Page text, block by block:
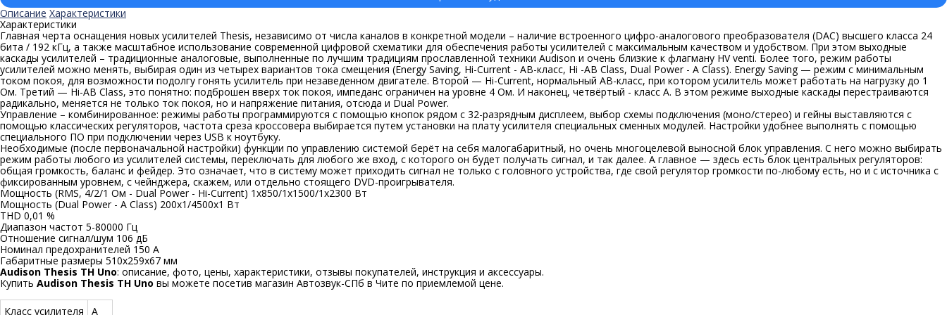
Описание Характеристики
Характеристики
Главная черта оснащения новых усилителей Thesis, независимо от числа каналов в конкретной модели – наличие встроенного цифро-аналогового преобразователя (DAC) высшего класса 24
бита / 192 кГц, а также масштабное использование современной цифровой схематики для обеспечения работы усилителей с максимальным качеством и удобством. При этом выходные
каскады усилителей – традиционные аналоговые, выполненные по лучшим традициям прославленной техники Audison и очень близкие к флагману HV venti. Более того, режим работы
усилителей можно менять, выбирая один из четырех вариантов тока смещения (Energy Saving, Hi-Current - АВ-класс, Hi -АВ Class, Dual Power - A Class). Energy Saving — режим с минимальным
током покоя, для возможности подолгу гонять усилитель при незаведенном двигателе. Второй — Hi-Current, нормальный АВ-класс, при котором усилитель может работать на нагрузку до 1
Ом. Третий — Hi-АВ Class, это понятно: подброшен вверх ток покоя, импеданс ограничен на уровне 4 Ом. И наконец, четвёртый - класс А. В этом режиме выходные каскады перестраиваются
радикально, меняется не только ток покоя, но и напряжение питания, отсюда и Dual Power.
Управление – комбинированное: режимы работы программируются с помощью кнопок рядом с 32-разрядным дисплеем, выбор схемы подключения (моно/стерео) и гейны выставляются с
помощью классических регуляторов, частота среза кроссовера выбирается путем установки на плату усилителя специальных сменных модулей. Настройки удобнее выполнять с помощью
специального ПО при подключении через USB к ноутбуку.
Необходимые (после первоначальной настройки) функции по управлению системой берёт на себя малогабаритный, но очень многоцелевой выносной блок управления. С него можно выбирать
режим работы любого из усилителей системы, переключать для любого же вход, с которого он будет получать сигнал, и так далее. А главное — здесь есть блок центральных регуляторов:
общая громкость, баланс и фейдер. Это означает, что в систему может приходить сигнал не только с головного устройства, где свой регулятор громкости по-любому есть, но и с источника с
фиксированным уровнем, с чейнджера, скажем, или отдельно стоящего DVD-проигрывателя.
Мощность (RMS, 4/2/1 Ом - Dual Power - Hi-Current) 1х850/1х1500/1х2300 Вт
Мощность (Dual Power - A Class) 200х1/4500х1 Вт
THD 0,01 %
Диапазон частот 5-80000 Гц
Отношение сигнал/шум 106 дБ
Номинал предохранителей 150 А
Габаритные размеры 510х259х67 мм
Audison Thesis TH Uno: описание, фото, цены, характеристики, отзывы покупателей, инструкция и аксессуары.
Купить Audison Thesis TH Uno вы можете посетив магазин Автозвук-СПб в Чите по приемлемой цене.
Класс усилителя A